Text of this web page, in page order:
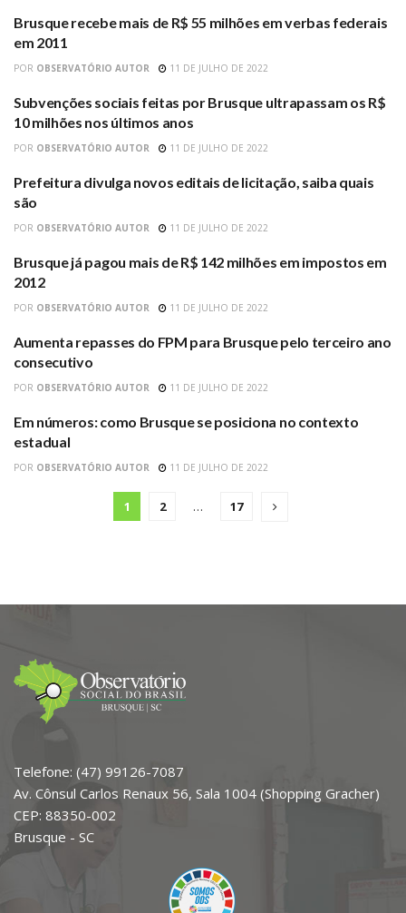
BRUSQUE
Brusque recebe mais de R$ 55 milhões em verbas federais
em 2011
POR OBSERVATÓRIO AUTOR 11 DE JULHO DE 2022
BRUSQUE
Subvenções sociais feitas por Brusque ultrapassam os R$
10 milhões nos últimos anos
POR OBSERVATÓRIO AUTOR 11 DE JULHO DE 2022
PREFEITURA DE BRUSQUE
Prefeitura divulga novos editais de licitação, saiba quais
são
POR OBSERVATÓRIO AUTOR 11 DE JULHO DE 2022
BRUSQUE
Brusque já pagou mais de R$ 142 milhões em impostos em
2012
POR OBSERVATÓRIO AUTOR 11 DE JULHO DE 2022
BRUSQUE
Aumenta repasses do FPM para Brusque pelo terceiro ano
consecutivo
POR OBSERVATÓRIO AUTOR 11 DE JULHO DE 2022
BRUSQUE
Em números: como Brusque se posiciona no contexto
estadual
POR OBSERVATÓRIO AUTOR 11 DE JULHO DE 2022
1 2 … 17
Telefone: (47) 99126-7087
Av. Cônsul Carlos Renaux 56, Sala 1004 (Shopping Gracher)
CEP: 88350-002
Brusque - SC